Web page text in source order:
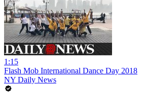
1:15
Flash Mob International Dance Day 2018
NY Daily News